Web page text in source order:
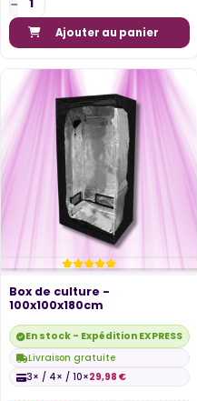
Ajouter au panier
Box de culture -
100x100x180cm
En stock - Expédition EXPRESS
Livraison gratuite
3× / 4× / 10×29,98 €